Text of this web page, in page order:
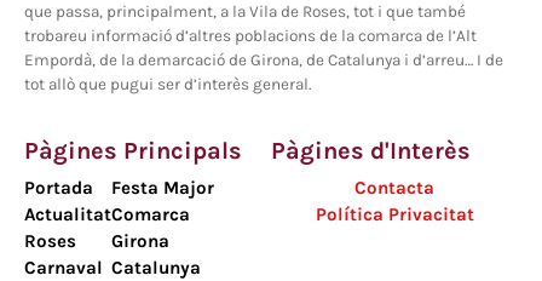
que passa, principalment, a la Vila de Roses, tot i que també
trobareu informació d’altres poblacions de la comarca de l’Alt
Empordà, de la demarcació de Girona, de Catalunya i d’arreu… I de
tot allò que pugui ser d’interès general.
Pàgines Principals
Portada
Actualitat
Roses
Carnaval
Festa Major
Comarca
Girona
Catalunya
Pàgines d'Interès
Contacta
Política Privacitat